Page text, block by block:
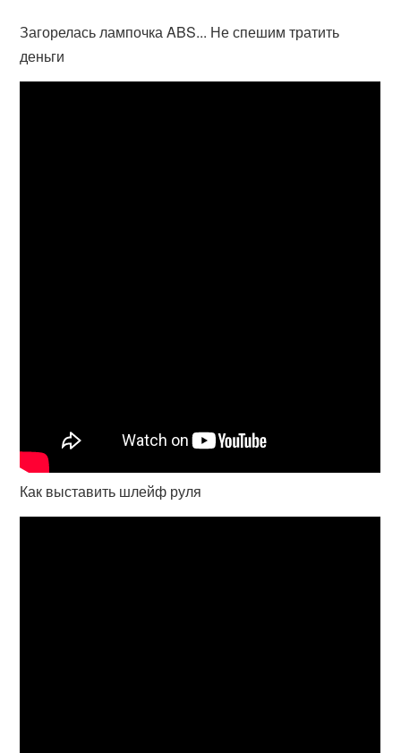
Загорелась лампочка ABS... Не спешим тратить
деньги
Как выставить шлейф руля